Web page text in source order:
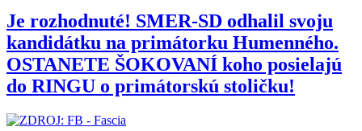
Je rozhodnuté! SMER-SD odhalil svoju
kandidátku na primátorku Humenného.
OSTANETE ŠOKOVANÍ koho posielajú
do RINGU o primátorskú stoličku!